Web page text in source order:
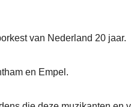
van Nederland 20 jaar.
en Empel.